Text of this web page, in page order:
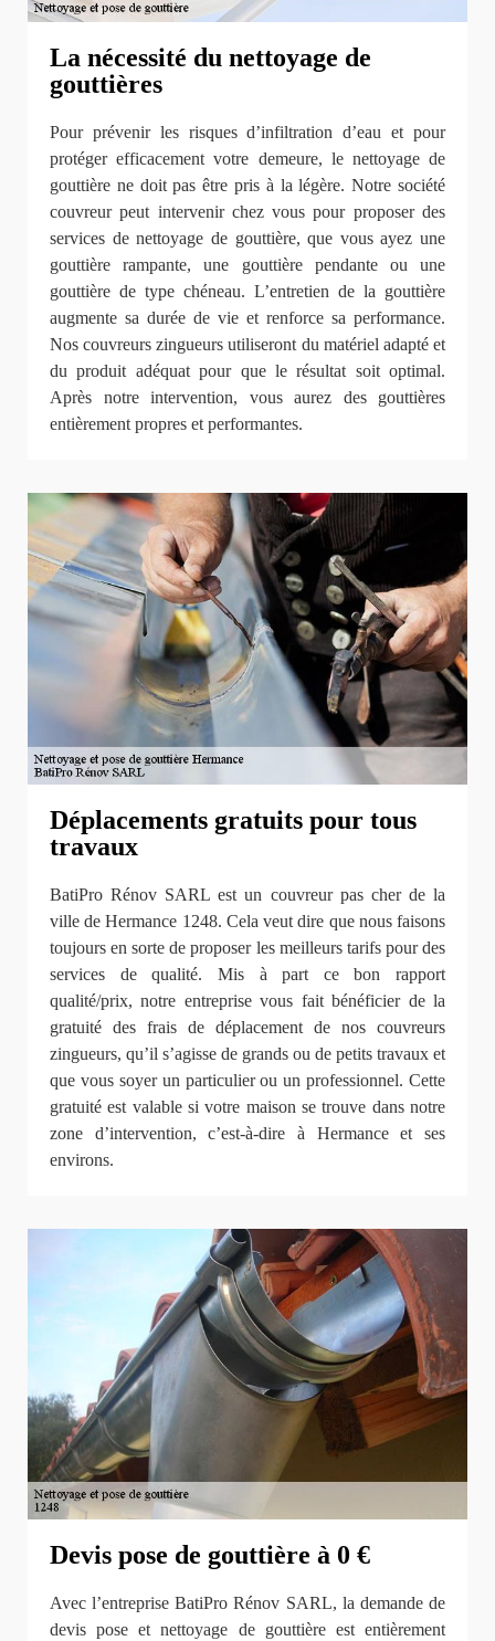
La nécessité du nettoyage de
gouttières
Pour prévenir les risques d’infiltration d’eau et pour
protéger efficacement votre demeure, le nettoyage de
gouttière ne doit pas être pris à la légère. Notre société
couvreur peut intervenir chez vous pour proposer des
services de nettoyage de gouttière, que vous ayez une
gouttière rampante, une gouttière pendante ou une
gouttière de type chéneau. L’entretien de la gouttière
augmente sa durée de vie et renforce sa performance.
Nos couvreurs zingueurs utiliseront du matériel adapté et
du produit adéquat pour que le résultat soit optimal.
Après notre intervention, vous aurez des gouttières
entièrement propres et performantes.
Déplacements gratuits pour tous
travaux
BatiPro Rénov SARL est un couvreur pas cher de la
ville de Hermance 1248. Cela veut dire que nous faisons
toujours en sorte de proposer les meilleurs tarifs pour des
services de qualité. Mis à part ce bon rapport
qualité/prix, notre entreprise vous fait bénéficier de la
gratuité des frais de déplacement de nos couvreurs
zingueurs, qu’il s’agisse de grands ou de petits travaux et
que vous soyer un particulier ou un professionnel. Cette
gratuité est valable si votre maison se trouve dans notre
zone d’intervention, c’est-à-dire à Hermance et ses
environs.
Devis pose de gouttière à 0 €
Avec l’entreprise BatiPro Rénov SARL, la demande de
devis pose et nettoyage de gouttière est entièrement